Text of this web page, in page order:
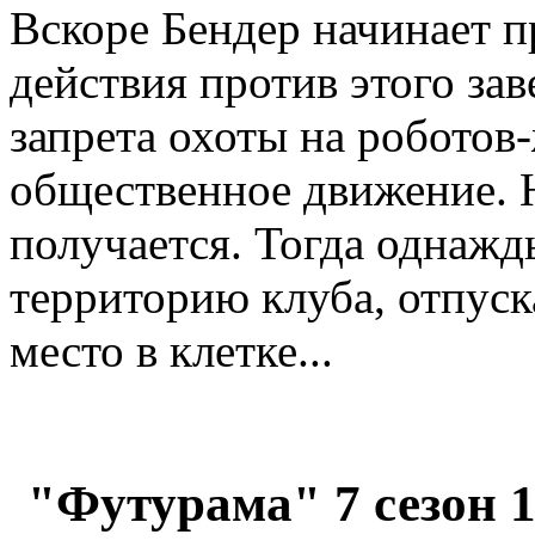
Вскоре Бендер начинает
действия против этого
запрета охоты на
общественное движение.
получается. Тогда
территорию клуба,
место в клетке...
"Футурама" 7 сезон